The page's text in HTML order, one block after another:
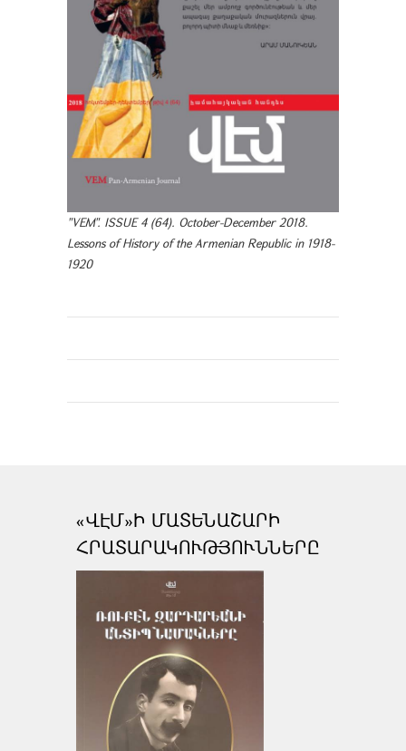
"VEM". ISSUE 4 (64). October-December 2018.
Lessons of History of the Armenian Republic in 1918-
1920
«ՎԷՄ»Ի ՄԱՏԵՆԱՇԱՐԻ
ՀՐԱՏԱՐԱԿՈՒԹՅՈՒՆՆԵՐԸ